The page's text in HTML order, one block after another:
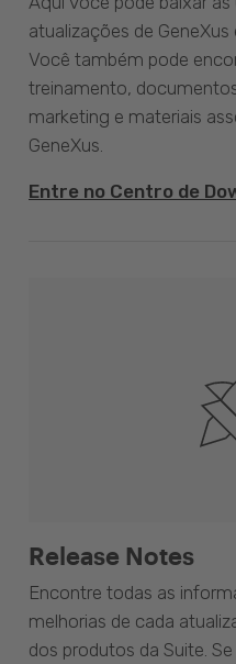
atualizações de
Você também pode
treinamento,
marketing e materiais
GeneXus.
Entre no Centro de
Release Notes
Encontre todas as
melhorias de cada
dos produtos da Suite.